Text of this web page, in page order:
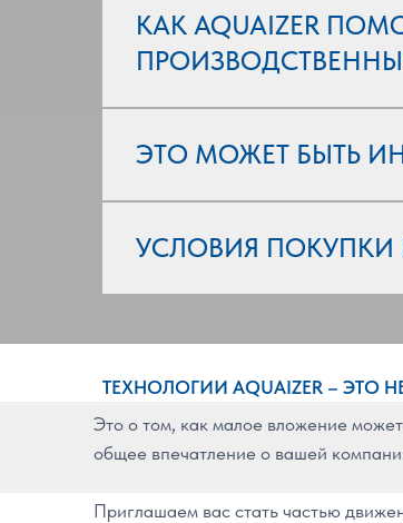
КАК AQUAIZER
ЭТО МОЖЕТ БЫТЬ
УСЛОВИЯ ПОКУПКИ
Это о том, как малое вложение
общее впечатление о вашей
Приглашаем вас стать частью
ТЕХНОЛОГИИ AQUAIZER – ЭТО